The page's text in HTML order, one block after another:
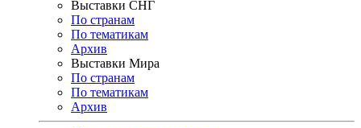
Выставки СНГ
По странам
По тематикам
Архив
Выставки Мира
По странам
По тематикам
Архив